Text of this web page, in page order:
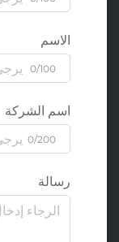
الاسم
0/100
اسم الشركة
0/200
رسالة